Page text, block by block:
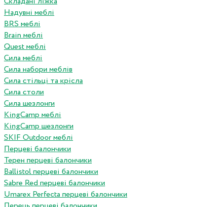
Надувні меблі
BRS меблі
Brain меблі
Quest меблі
Сила меблі
Сила набори меблів
Сила стільці та крісла
Сила столи
Сила шезлонги
KingCamp меблі
KingCamp шезлонги
SKIF Outdoor меблі
Перцеві балончики
Терен перцеві балончики
Ballistol перцеві балончики
Sabre Red перцеві балончики
Umarex Perfecta перцеві балончики